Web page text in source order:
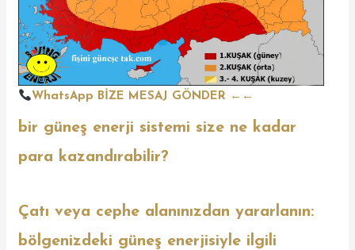
WhatsApp BİZE MESAJ GÖNDER ←←
bir güneş enerji sistemi size ne kadar
para kazandırabilir?
Çatı veya cephe alanınızdan yararlanın:
bölgenizdeki güneş enerjisiyle ilgili